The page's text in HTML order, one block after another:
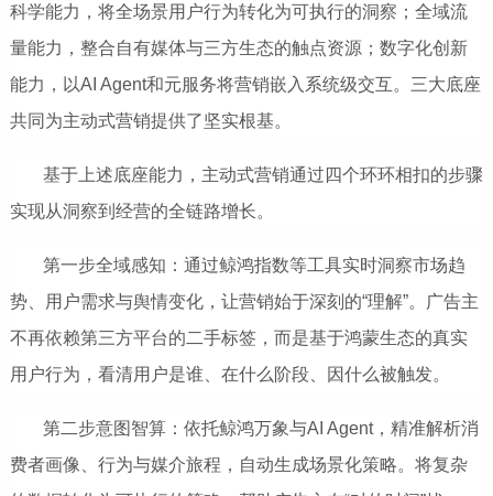
科学能力，将全场景用户行为转化为可执行的洞察；全域流
量能力，整合自有媒体与三方生态的触点资源；数字化创新
能力，以AI Agent和元服务将营销嵌入系统级交互。三大底座
共同为主动式营销提供了坚实根基。
基于上述底座能力，主动式营销通过四个环环相扣的步骤
实现从洞察到经营的全链路增长。
第一步全域感知：通过鲸鸿指数等工具实时洞察市场趋
势、用户需求与舆情变化，让营销始于深刻的“理解”。
广告主
不再依赖第三方平台的二手标签，而是基于鸿蒙生态的真实
用户行为，看清用户是谁、在什么阶段、因什么被触发。
第二步意图智算：依托鲸鸿万象与AI Agent，精准解析消
费者画像、行为与媒介旅程，自动生成场景化策略。将复杂